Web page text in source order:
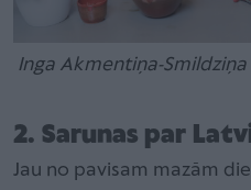
Inga Akmentiņa-
2. Sarunas par
Jau no pavisam mazām